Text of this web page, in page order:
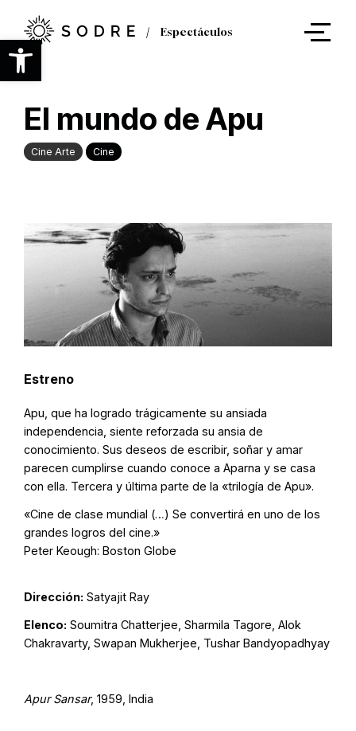
Abrir barra de herramientas
contenido
principal
Espectáculos
El mundo de Apu
Cine Arte Cine
Estreno
Apu, que ha logrado trágicamente su ansiada
independencia, siente reforzada su ansia de
conocimiento. Sus deseos de escribir, soñar y amar
parecen cumplirse cuando conoce a Aparna y se casa
con ella. Tercera y última parte de la «trilogía de Apu».
«Cine de clase mundial (…) Se convertirá en uno de los
grandes logros del cine.»
Peter Keough: Boston Globe
Dirección: Satyajit Ray
Elenco: Soumitra Chatterjee, Sharmila Tagore, Alok
Chakravarty, Swapan Mukherjee, Tushar Bandyopadhyay
Apur Sansar, 1959, India